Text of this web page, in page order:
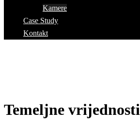
Kamere
Case Study
Kontakt
Temeljne vrijednosti